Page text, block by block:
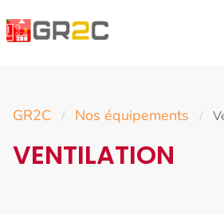
GR2C / Nos équipements /
VENTILATION